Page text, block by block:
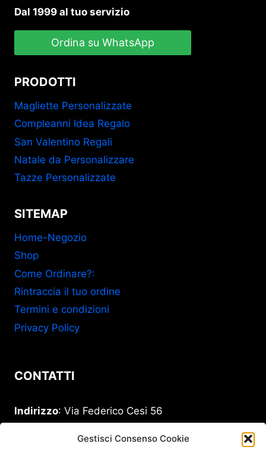
Gestisci Consenso Cookie
Dal 1999 al tuo servizio
Ordina su WhatsApp
PRODOTTI
Magliette Personalizzate
Compleanni Idea Regalo
San Valentino Regali
Natale da Personalizzare
Tazze Personalizzate
SITEMAP
Home-Negozio
Shop
Come Ordinare?:
Rintraccia il tuo ordine
Termini e condizioni
Privacy Policy
CONTATTI
Indirizzo: Via Federico Cesi 56